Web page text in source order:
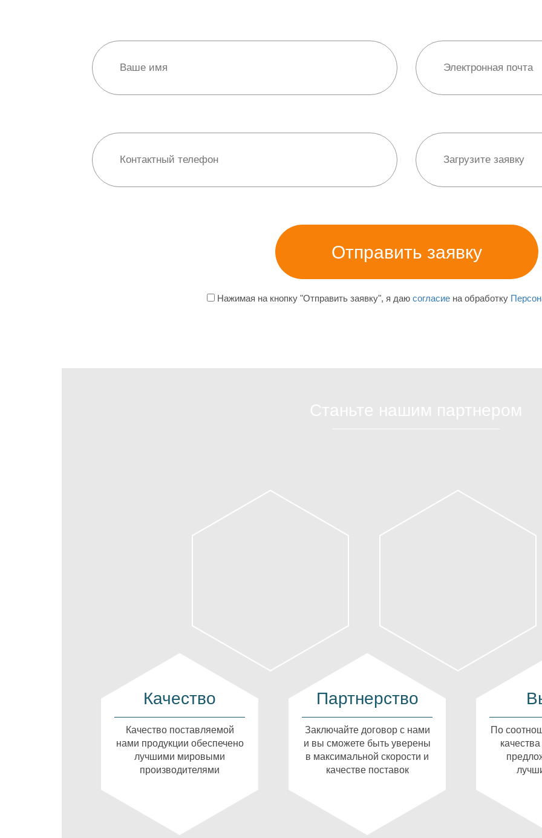
Нажимая на кнопку "Отправить заявку", я даю согласиена обработку
Качество
Качество поставляемой
нами продукции обеспечено
лучшими мировыми
производителями
Партнерство
Заключайте договор с нами
и вы сможете быть уверены
в максимальной скорости и
качестве поставок
По